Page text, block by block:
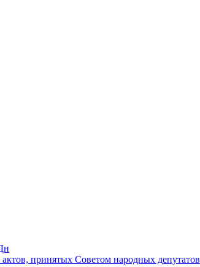
принятых Советом народных депутатов